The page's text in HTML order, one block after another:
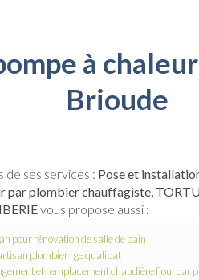
à
Brioude
de ses services : Pose et
par plombier chauffagiste,
vous propose aussi :
pour rénovation de salle de bain
plombier rge qualibat
et remplacement chaudière fioul par